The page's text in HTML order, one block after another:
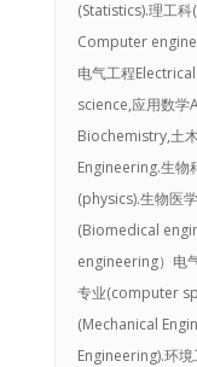
(Statistics).理工
Computer
电气工程
science,应用数
Biochemistry,土
Engineering.生物
(physics).生物医
(Biomedical
engineering）电
专业(computer
(Mechanical
Engineering).环